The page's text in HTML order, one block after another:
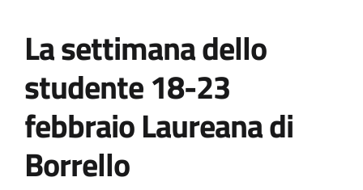
La settimana dello
studente 18-23
febbraio Laureana di
Borrello